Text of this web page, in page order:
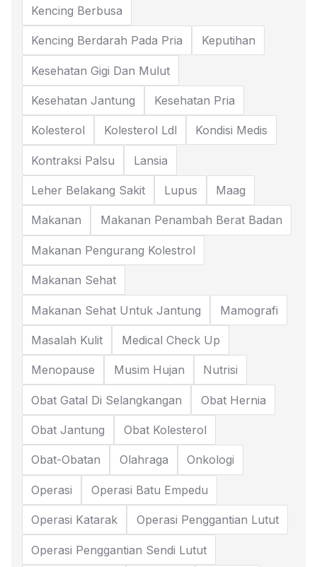
Kencing Berbusa
Kencing Berdarah Pada Pria Keputihan
Kesehatan Gigi Dan Mulut
Kesehatan Jantung Kesehatan Pria
Kolesterol Kolesterol Ldl Kondisi Medis
Kontraksi Palsu Lansia
Leher Belakang Sakit Lupus Maag
Makanan Makanan Penambah Berat Badan
Makanan Pengurang Kolestrol
Makanan Sehat
Makanan Sehat Untuk Jantung Mamografi
Masalah Kulit Medical Check Up
Menopause Musim Hujan Nutrisi
Obat Gatal Di Selangkangan Obat Hernia
Obat Jantung Obat Kolesterol
Obat-Obatan Olahraga Onkologi
Operasi Operasi Batu Empedu
Operasi Katarak Operasi Penggantian Lutut
Operasi Penggantian Sendi Lutut